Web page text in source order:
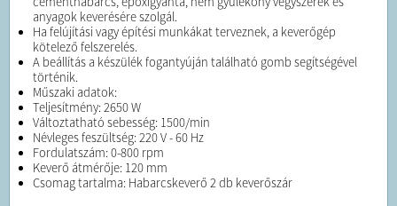
anyagok keverésére szolgál.
Ha felújítási vagy építési munkákat terveznek, a keverőgép
kötelező felszerelés.
A beállítás a készülék fogantyúján található gomb segítségével
történik.
Műszaki adatok:
Teljesítmény: 2650 W
Változtatható sebesség: 1500/min
Névleges feszültség: 220 V - 60 Hz
Fordulatszám: 0-800 rpm
Keverő átmérője: 120 mm
Csomag tartalma: Habarcskeverő 2 db keverőszár